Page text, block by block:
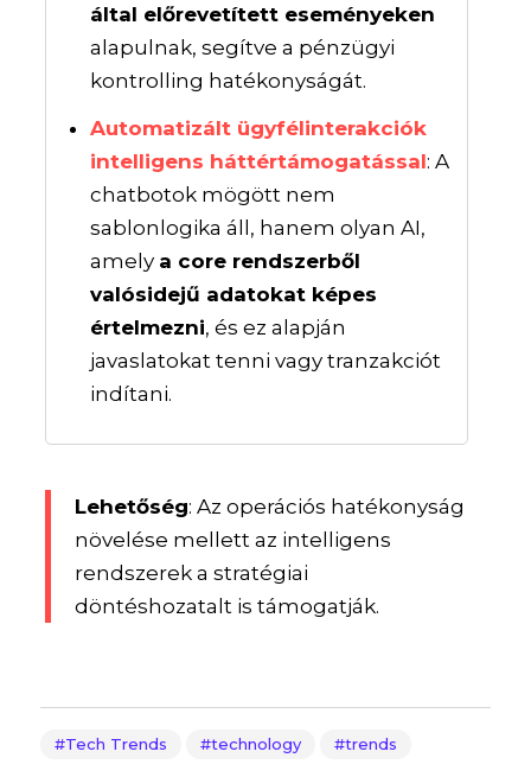
által előrevetített eseményeken
alapulnak, segítve a pénzügyi
kontrolling hatékonyságát.
Automatizált ügyfélinterakciók
intelligens háttértámogatással: A
chatbotok mögött nem
sablonlogika áll, hanem olyan AI,
amely a core rendszerből
valósidejű adatokat képes
értelmezni, és ez alapján
javaslatokat tenni vagy tranzakciót
indítani.
Lehetőség: Az operációs hatékonyság
növelése mellett az intelligens
rendszerek a stratégiai
döntéshozatalt is támogatják.
Tech Trends technology trends